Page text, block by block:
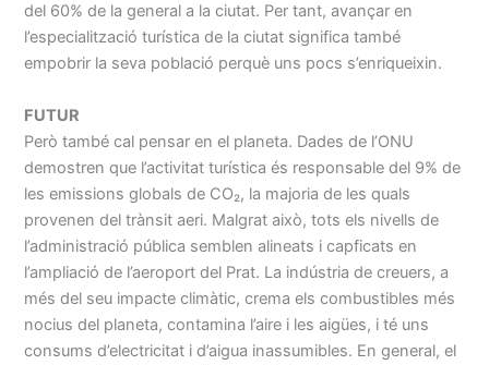
del 60% de la general a la ciutat. Per tant, avançar en
l’especialització turística de la ciutat significa també
empobrir la seva població perquè uns pocs s’enriqueixin.
FUTUR
Però també cal pensar en el planeta. Dades de l’ONU
demostren que l’activitat turística és responsable del 9% de
les emissions globals de CO₂, la majoria de les quals
provenen del trànsit aeri. Malgrat això, tots els nivells de
l’administració pública semblen alineats i capficats en
l’ampliació de l’aeroport del Prat. La indústria de creuers, a
més del seu impacte climàtic, crema els combustibles més
nocius del planeta, contamina l’aire i les aigües, i té uns
consums d’electricitat i d’aigua inassumibles. En general, el